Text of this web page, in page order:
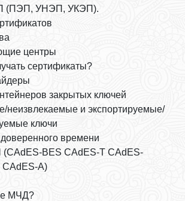
(ПЭП, УНЭП, УКЭП).
центры
сертификаты?
закрытых ключей
неизвлекаемые и экспортируемые/
ключи
времени
BES CAdES-T CAdES-
A)
МЧД?